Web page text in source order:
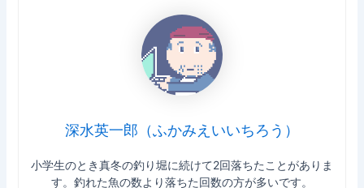
深水英一郎（ふかみえいいちろう）
小学生のとき真冬の釣り堀に続けて2回落ちたことがありま
す。釣れた魚の数より落ちた回数の方が多いです。